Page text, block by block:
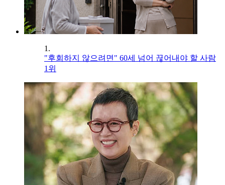
1.
"후회하지 않으려면" 60세 넘어 끊어내야 할 사람
1위